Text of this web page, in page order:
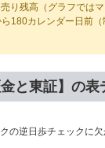
売り残高（グラフではマ
ら180カレンダー日前
と東証】の表
の逆日歩チェックに